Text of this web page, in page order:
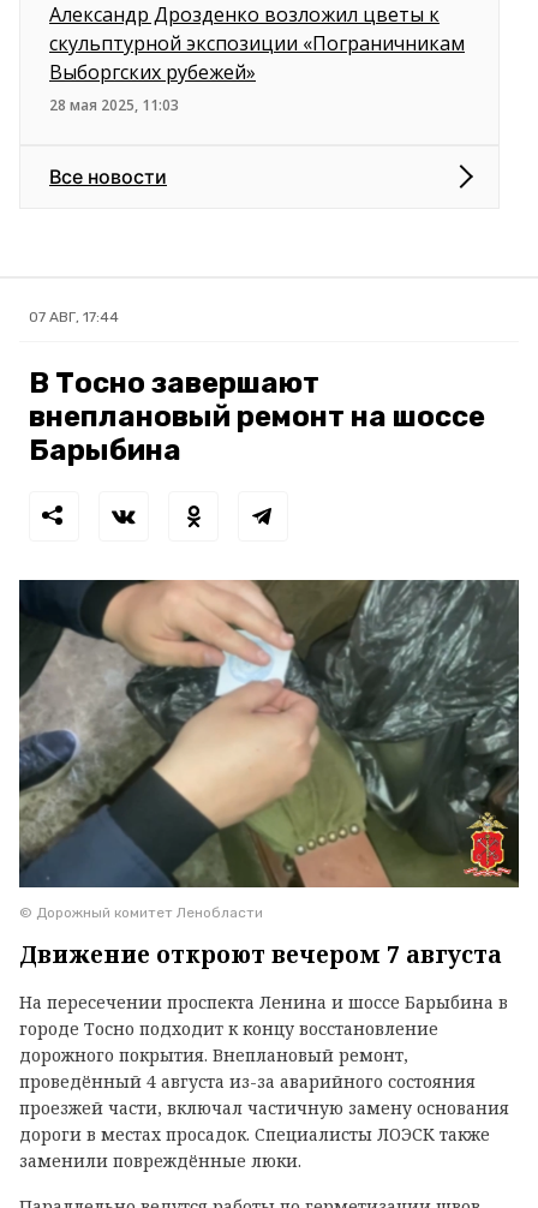
Александр Дрозденко возложил цветы к
скульптурной экспозиции «Пограничникам
Выборгских рубежей»
28 мая 2025, 11:03
Все новости
07 АВГ, 17:44
В Тосно завершают
внеплановый ремонт на шоссе
Барыбина
© Дорожный комитет Ленобласти
Движение откроют вечером 7 августа
На пересечении проспекта Ленина и шоссе Барыбина в
городе Тосно подходит к концу восстановление
дорожного покрытия. Внеплановый ремонт,
проведённый 4 августа из-за аварийного состояния
проезжей части, включал частичную замену основания
дороги в местах просадок. Специалисты ЛОЭСК также
заменили повреждённые люки.